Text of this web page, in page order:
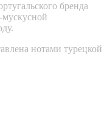
бренда
мускусной
нотами турецкой